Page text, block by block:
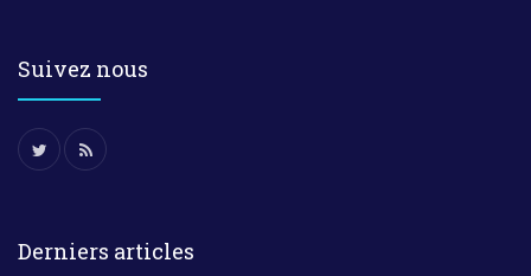
Suivez nous
Derniers articles